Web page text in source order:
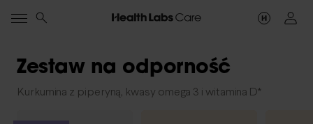
Kurkumina z piperyną, kwasy omega 3 i witamina D*
Zestaw na odporność